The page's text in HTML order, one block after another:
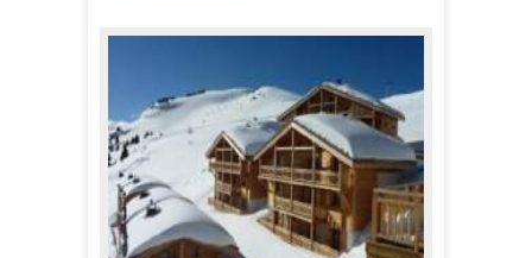
Terrasses d'Hélios *****